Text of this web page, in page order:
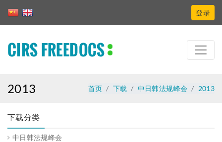
登录
CIRS FREEDOCS
2013 首页 下载 中日韩法规峰会 2013
下载分类
中日韩法规峰会